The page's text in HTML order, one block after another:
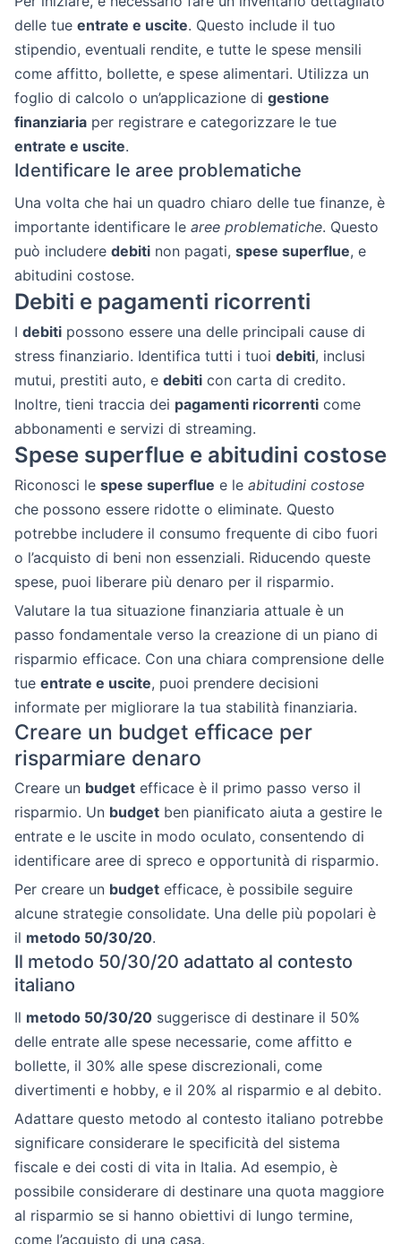
delle tue entrate e uscite. Questo include il tuo
stipendio, eventuali rendite, e tutte le spese mensili
come affitto, bollette, e spese alimentari. Utilizza un
foglio di calcolo o un’applicazione di gestione
finanziaria per registrare e categorizzare le tue
entrate e uscite.
Identificare le aree problematiche
Una volta che hai un quadro chiaro delle tue finanze, è
importante identificare le aree problematiche. Questo
può includere debiti non pagati, spese superflue, e
abitudini costose.
Debiti e pagamenti ricorrenti
I debiti possono essere una delle principali cause di
stress finanziario. Identifica tutti i tuoi debiti, inclusi
mutui, prestiti auto, e debiti con carta di credito.
Inoltre, tieni traccia dei pagamenti ricorrenti come
abbonamenti e servizi di streaming.
Spese superflue e abitudini costose
Riconosci le spese superflue e le abitudini costose
che possono essere ridotte o eliminate. Questo
potrebbe includere il consumo frequente di cibo fuori
o l’acquisto di beni non essenziali. Riducendo queste
spese, puoi liberare più denaro per il risparmio.
Valutare la tua situazione finanziaria attuale è un
passo fondamentale verso la creazione di un piano di
risparmio efficace. Con una chiara comprensione delle
tue entrate e uscite, puoi prendere decisioni
informate per migliorare la tua stabilità finanziaria.
Creare un budget efficace per
risparmiare denaro
Creare un budget efficace è il primo passo verso il
risparmio. Un budget ben pianificato aiuta a gestire le
entrate e le uscite in modo oculato, consentendo di
identificare aree di spreco e opportunità di risparmio.
Per creare un budget efficace, è possibile seguire
alcune strategie consolidate. Una delle più popolari è
il metodo 50/30/20.
Il metodo 50/30/20 adattato al contesto
italiano
Il metodo 50/30/20 suggerisce di destinare il 50%
delle entrate alle spese necessarie, come affitto e
bollette, il 30% alle spese discrezionali, come
divertimenti e hobby, e il 20% al risparmio e al debito.
Adattare questo metodo al contesto italiano potrebbe
significare considerare le specificità del sistema
fiscale e dei costi di vita in Italia. Ad esempio, è
possibile considerare di destinare una quota maggiore
al risparmio se si hanno obiettivi di lungo termine,
come l’acquisto di una casa.